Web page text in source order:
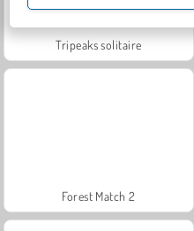
Tripeaks solitaire
Forest Match 2